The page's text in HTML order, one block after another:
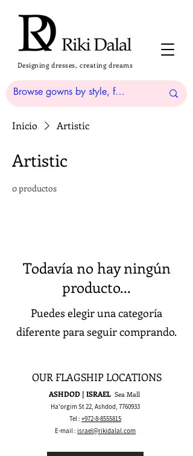
Designing dresses, creating dreams
Inicio Artistic
Artistic
0 productos
Todavía no hay ningún
producto...
Puedes elegir una categoría
diferente para seguir comprando.
OUR FLAGSHIP LOCATIONS
ASHDOD | ISRAEL Sea Mall
Ha'orgim St 22, Ashdod, 7760933
Tel : +972-8-8555815
E-mail : israel@rikidalal.com